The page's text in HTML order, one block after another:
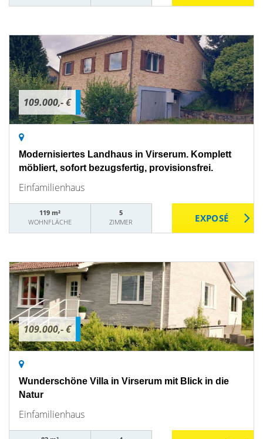
109.000,- €
Modernisiertes Landhaus in Virserum. Komplett
möbliert, sofort bezugsfertig, provisionsfrei.
Einfamilienhaus
119 m²
WOHNFLÄCHE
5
ZIMMER
109.000,- €
Wunderschöne Villa in Virserum mit Blick in die
Natur
Einfamilienhaus